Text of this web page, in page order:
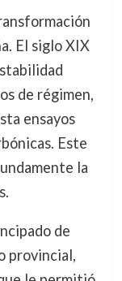
El siglo XIX
de régimen,
ensayos
Este
la
de
provincial,